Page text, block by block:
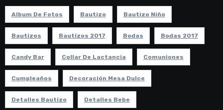
Album De Fotos Bautizo Bautizo Niño
Bautizos Bautizos 2017 Bodas Bodas 2017
Candy Bar Collar De Lactancia Comuniones
Cumpleaños Decoración Mesa Dulce
Detalles Bautizo Detalles Bebe